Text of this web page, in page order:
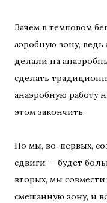
Зачем в темповом
аэробную зону,
делали на
сделать
анаэробную работу
этом закончить.
Но мы, во-первых,
сдвиги — будет
вторых, мы
смешанную зону, и